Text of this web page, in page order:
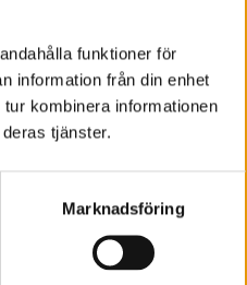
funktioner för
information från din enhet
kombinera informationen
tjänster.
Marknadsföring